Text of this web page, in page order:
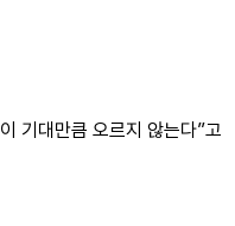
기대만큼 오르지 않는다”고